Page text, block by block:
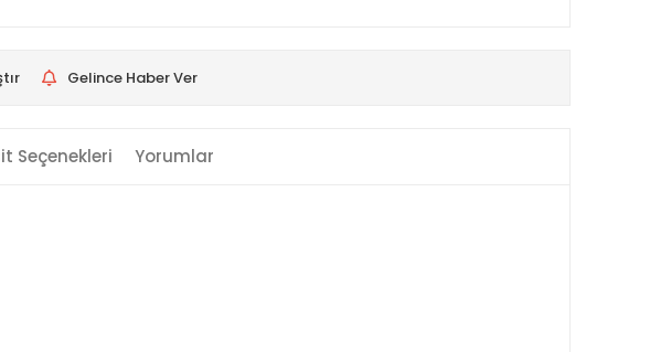
Gelince Haber Ver
Seçenekleri Yorumlar